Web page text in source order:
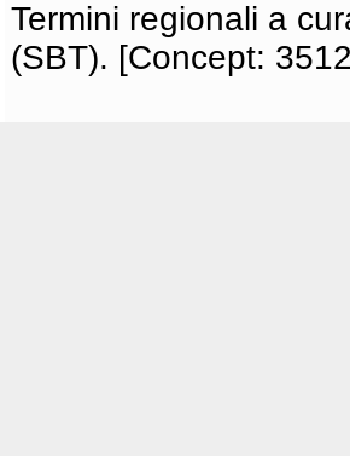
Termini regionali a
(SBT). [Concept: